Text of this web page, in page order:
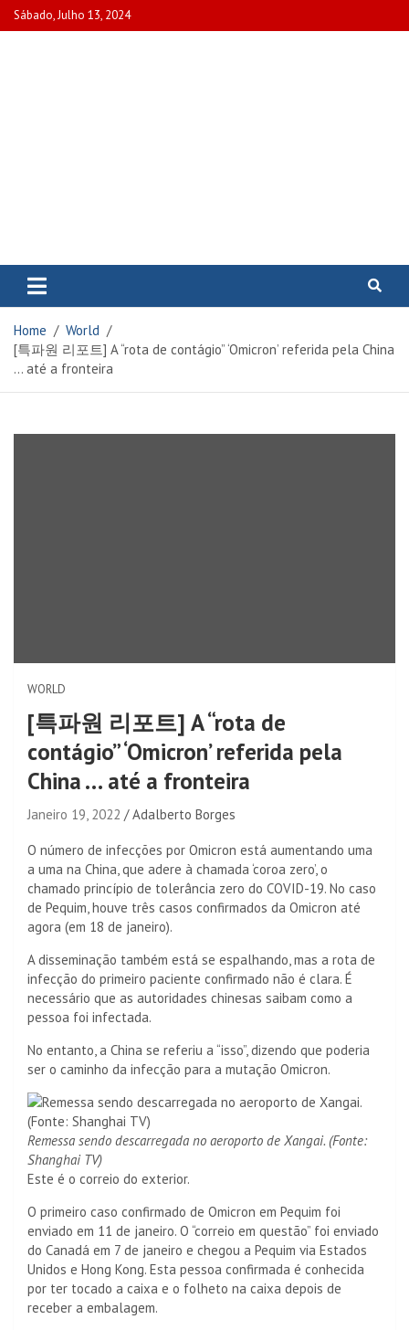
Skip
to
Sábado, Julho 13, 2024
www.portalcascais.pt
recentes e veja programas de TV,
reportagens e podcasts
www.portalcascais.pt
Home
World
[특파원 리포트] A “rota de contágio” ‘Omicron’ referida pela China
… até a fronteira
WORLD
[특파원 리포트] A “rota de
contágio” ‘Omicron’ referida pela
China … até a fronteira
Janeiro 19, 2022 Adalberto Borges
O número de infecções por Omicron está aumentando uma
a uma na China, que adere à chamada ‘coroa zero’, o
chamado princípio de tolerância zero do COVID-19. No caso
de Pequim, houve três casos confirmados da Omicron até
agora (em 18 de janeiro).
A disseminação também está se espalhando, mas a rota de
infecção do primeiro paciente confirmado não é clara. É
necessário que as autoridades chinesas saibam como a
pessoa foi infectada.
No entanto, a China se referiu a “isso”, dizendo que poderia
ser o caminho da infecção para a mutação Omicron.
Remessa sendo descarregada no aeroporto de Xangai. (Fonte:
Shanghai TV)
Este é o correio do exterior.
O primeiro caso confirmado de Omicron em Pequim foi
enviado em 11 de janeiro. O “correio em questão” foi enviado
do Canadá em 7 de janeiro e chegou a Pequim via Estados
Unidos e Hong Kong. Esta pessoa confirmada é conhecida
por ter tocado a caixa e o folheto na caixa depois de
receber a embalagem.